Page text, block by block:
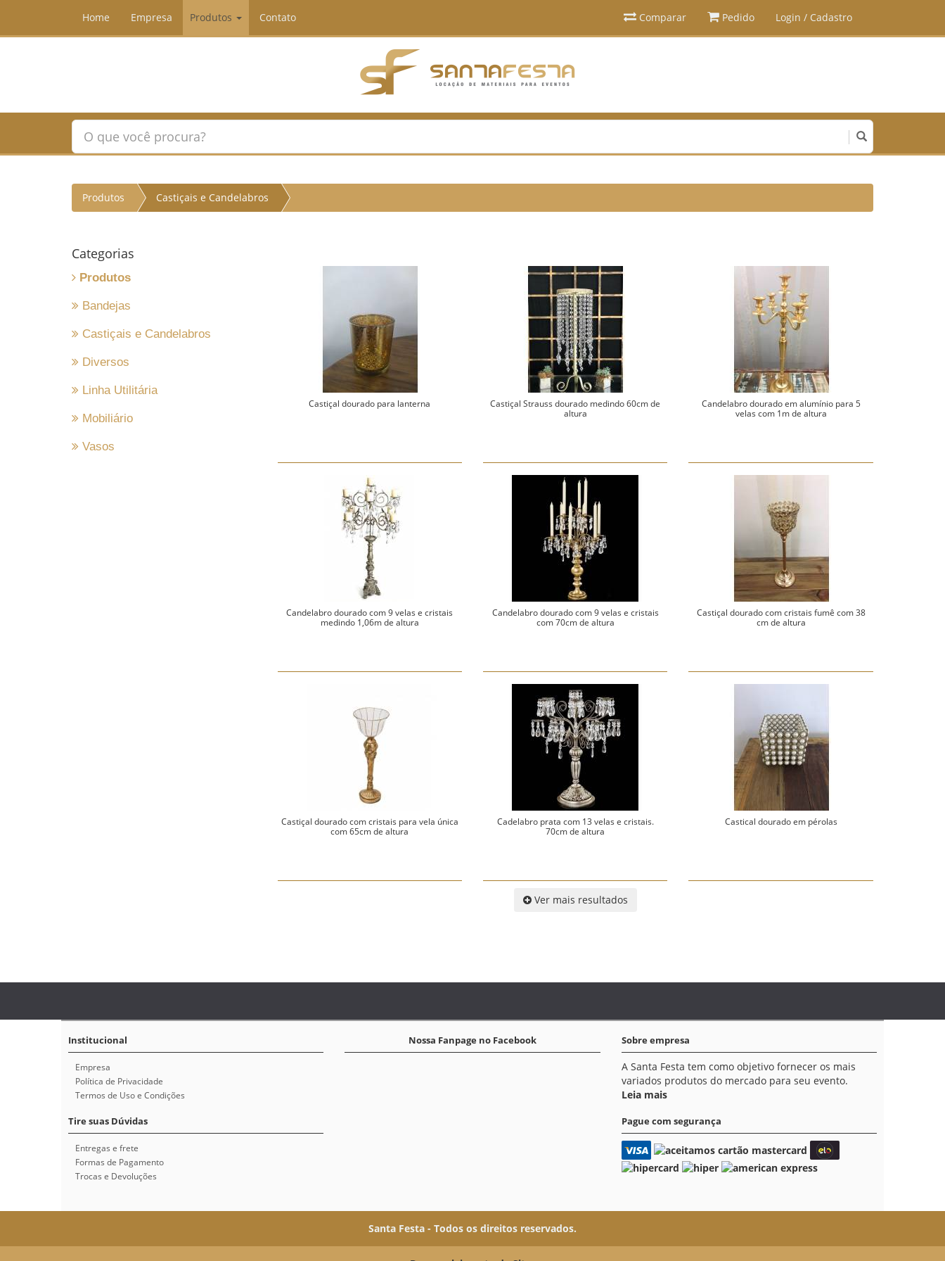
Home Empresa Produtos Contato Comparar Pedido Login / Cadastro
Produtos Castiçais e Candelabros
Categorias
Produtos
Bandejas
Castiçais e Candelabros
Diversos
Linha Utilitária
Mobiliário
Vasos
Castiçal dourado para lanterna
Castiçal Strauss dourado medindo 60cm de
altura
Candelabro dourado em alumínio para 5
velas com 1m de altura
Candelabro dourado com 9 velas e cristais
medindo 1,06m de altura
Candelabro dourado com 9 velas e cristais
com 70cm de altura
Castiçal dourado com cristais fumê com 38
cm de altura
Castiçal dourado com cristais para vela única
com 65cm de altura
Cadelabro prata com 13 velas e cristais.
70cm de altura
Castical dourado em pérolas
Ver mais resultados
Institucional
Empresa
Política de Privacidade
Termos de Uso e Condições
Tire suas Dúvidas
Entregas e frete
Formas de Pagamento
Trocas e Devoluções
Nossa Fanpage no Facebook Sobre empresa
A Santa Festa tem como objetivo fornecer os mais
variados produtos do mercado para seu evento.
Leia mais
Pague com segurança
Santa Festa - Todos os direitos reservados.